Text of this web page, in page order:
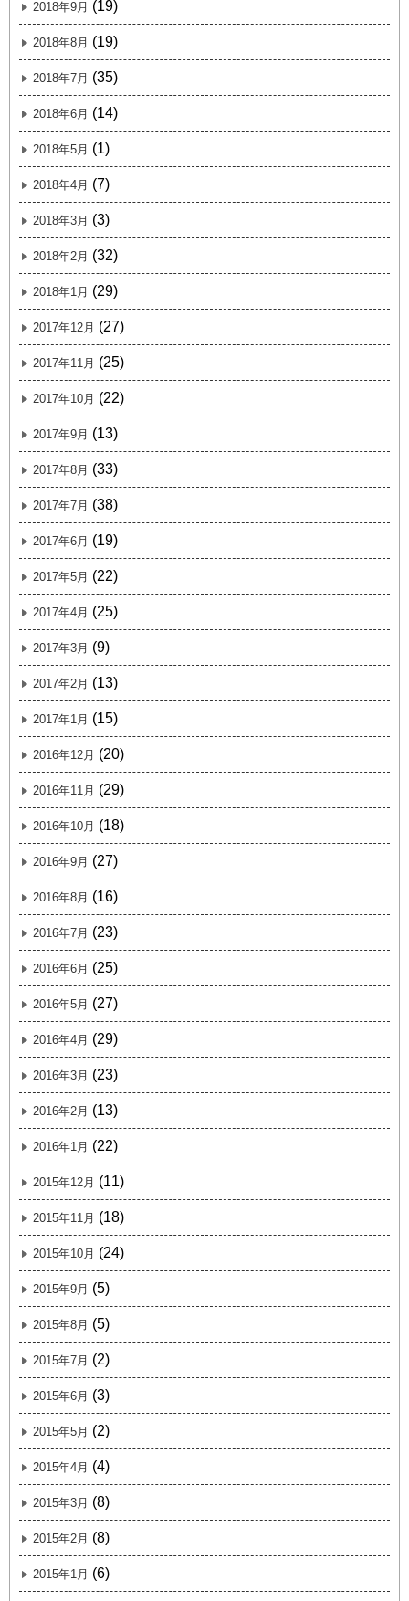
2018年9月 (19)
2018年8月 (19)
2018年7月 (35)
2018年6月 (14)
2018年5月 (1)
2018年4月 (7)
2018年3月 (3)
2018年2月 (32)
2018年1月 (29)
2017年12月 (27)
2017年11月 (25)
2017年10月 (22)
2017年9月 (13)
2017年8月 (33)
2017年7月 (38)
2017年6月 (19)
2017年5月 (22)
2017年4月 (25)
2017年3月 (9)
2017年2月 (13)
2017年1月 (15)
2016年12月 (20)
2016年11月 (29)
2016年10月 (18)
2016年9月 (27)
2016年8月 (16)
2016年7月 (23)
2016年6月 (25)
2016年5月 (27)
2016年4月 (29)
2016年3月 (23)
2016年2月 (13)
2016年1月 (22)
2015年12月 (11)
2015年11月 (18)
2015年10月 (24)
2015年9月 (5)
2015年8月 (5)
2015年7月 (2)
2015年6月 (3)
2015年5月 (2)
2015年4月 (4)
2015年3月 (8)
2015年2月 (8)
2015年1月 (6)